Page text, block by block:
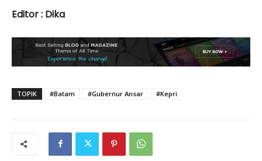
Editor : Dika
TOPIK #Batam #Gubernur Ansar #Kepri